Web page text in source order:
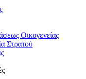
Οικογενείας
Στρατού